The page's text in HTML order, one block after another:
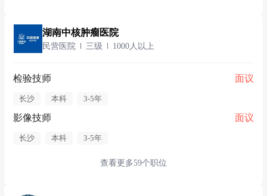
湖南中核肿瘤医院
民营医院 三级 1000人以上
检验技师 面议
长沙 本科 3-5年
影像技师 面议
长沙 本科 3-5年
查看更多59个职位